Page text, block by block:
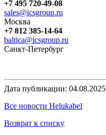
+7 495 720-49-08
sales@icsgroup.ru
Москва
+7 812 385-14-64
baltica@icsgroup.ru
Санкт-Петербург
Дата публикации: 04.08.2025
Все новости Helukabel
Возврат к списку